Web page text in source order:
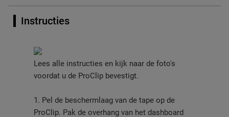
Instructies
Lees alle instructies en kijk naar de foto's
voordat u de ProClip bevestigt.
1. Pel de beschermlaag van de tape op de
ProClip. Pak de overhang van het dashboard